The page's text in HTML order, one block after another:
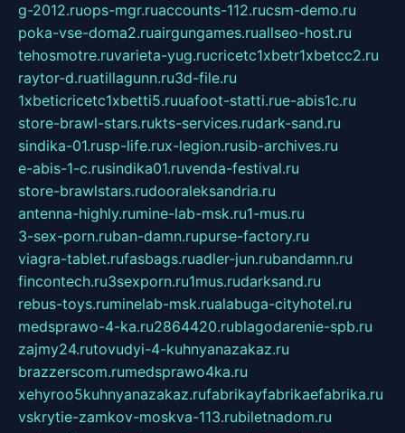
g-2012.ruops-mgr.ruaccounts-112.rucsm-demo.ru
poka-vse-doma2.ruairgungames.ruallseo-host.ru
tehosmotre.ruvarieta-yug.rucricetc1xbetr1xbetcc2.ru
raytor-d.ruatillagunn.ru3d-file.ru
1xbeticricetc1xbetti5.ruuafoot-statti.rue-abis1c.ru
store-brawl-stars.rukts-services.rudark-sand.ru
sindika-01.rusp-life.rux-legion.rusib-archives.ru
e-abis-1-c.rusindika01.ruvenda-festival.ru
store-brawlstars.rudooraleksandria.ru
antenna-highly.rumine-lab-msk.ru1-mus.ru
3-sex-porn.ruban-damn.rupurse-factory.ru
viagra-tablet.rufasbags.ruadler-jun.rubandamn.ru
fincontech.ru3sexporn.ru1mus.rudarksand.ru
rebus-toys.ruminelab-msk.rualabuga-cityhotel.ru
medsprawo-4-ka.ru2864420.rublagodarenie-spb.ru
zajmy24.rutovudyi-4-kuhnyanazakaz.ru
brazzerscom.rumedsprawo4ka.ru
xehyroo5kuhnyanazakaz.rufabrikayfabrikaefabrika.ru
vskrytie-zamkov-moskva-113.rubiletnadom.ru